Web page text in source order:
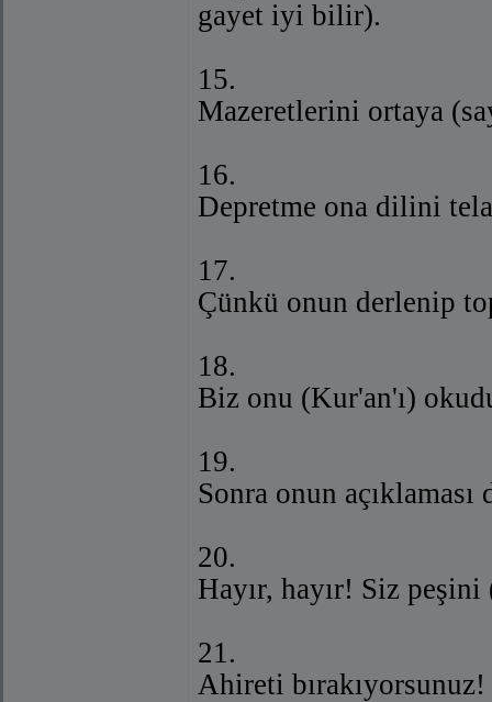
gayet iyi bilir).
15.
Mazeretlerini ortaya
16.
Depretme ona dilini
17.
Çünkü onun derlenip
18.
Biz onu (Kur'an'ı)
19.
Sonra onun
20.
Hayır, hayır! Siz
21.
Ahireti bırakıyorsunuz!